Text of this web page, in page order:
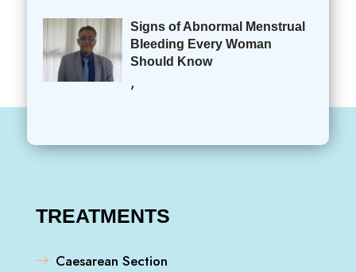
Signs of Abnormal Menstrual
Bleeding Every Woman
Should Know
,
TREATMENTS
Caesarean Section